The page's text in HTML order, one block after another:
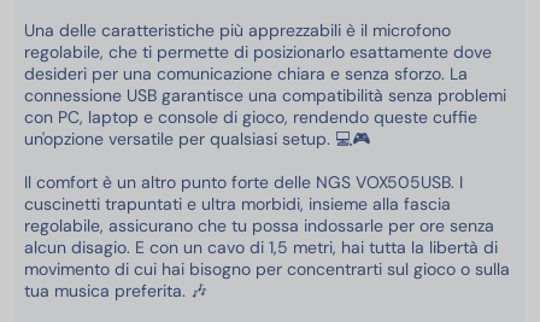
Una delle caratteristiche più apprezzabili è il microfono
regolabile, che ti permette di posizionarlo esattamente dove
desideri per una comunicazione chiara e senza sforzo. La
connessione USB garantisce una compatibilità senza problemi
con PC, laptop e console di gioco, rendendo queste cuffie
un'opzione versatile per qualsiasi setup. 💻🎮
Il comfort è un altro punto forte delle NGS VOX505USB. I
cuscinetti trapuntati e ultra morbidi, insieme alla fascia
regolabile, assicurano che tu possa indossarle per ore senza
alcun disagio. E con un cavo di 1,5 metri, hai tutta la libertà di
movimento di cui hai bisogno per concentrarti sul gioco o sulla
tua musica preferita. 🎶